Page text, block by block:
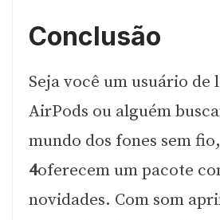
Conclusão
Seja você um usuário de
AirPods ou alguém
mundo dos fones sem
4oferecem um pacote
novidades. Com som